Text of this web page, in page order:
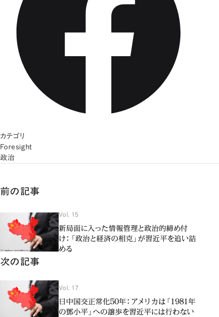
カテゴリ
Foresight
政治
前の記事
Vol. 15
新局面に入った情報管理と政治的締め付
け：「政治と経済の相克」が習近平を追い詰
める
次の記事
Vol. 17
日中国交正常化50年：アメリカは「1981年
の鄧小平」への譲歩を習近平には行わない